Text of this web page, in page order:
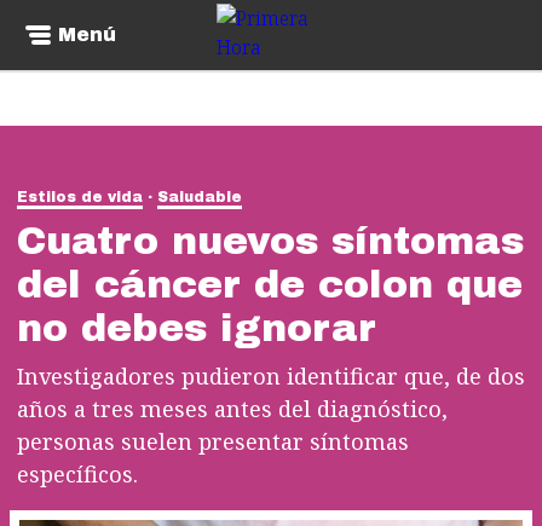
Menú
Estilos de vida Saludable
Cuatro nuevos síntomas
del cáncer de colon que
no debes ignorar
Investigadores pudieron identificar que, de dos
años a tres meses antes del diagnóstico,
personas suelen presentar síntomas
específicos.